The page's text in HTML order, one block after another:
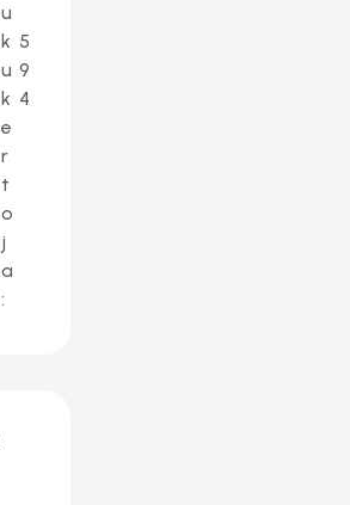
u
k
u
k
e
r
t
o
j
a
:
5
9
4